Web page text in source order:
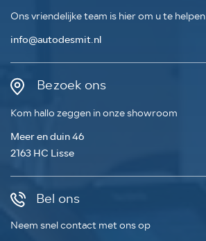
Ons vriendelijke team is hier om u te helpen
info@autodesmit.nl
Bezoek ons
Kom hallo zeggen in onze showroom
Meer en duin 46
2163 HC Lisse
Bel ons
Neem snel contact met ons op